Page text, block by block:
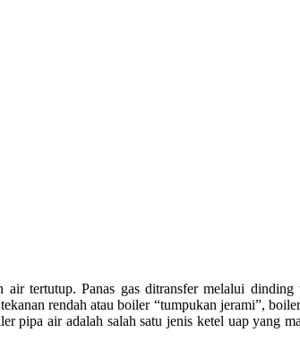
tertutup. Panas gas ditransfer melalui dinding
rendah atau boiler “tumpukan jerami”,
pipa air adalah salah satu jenis ketel uap yang